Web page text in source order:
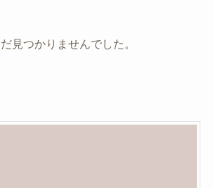
見つかりませんでした。